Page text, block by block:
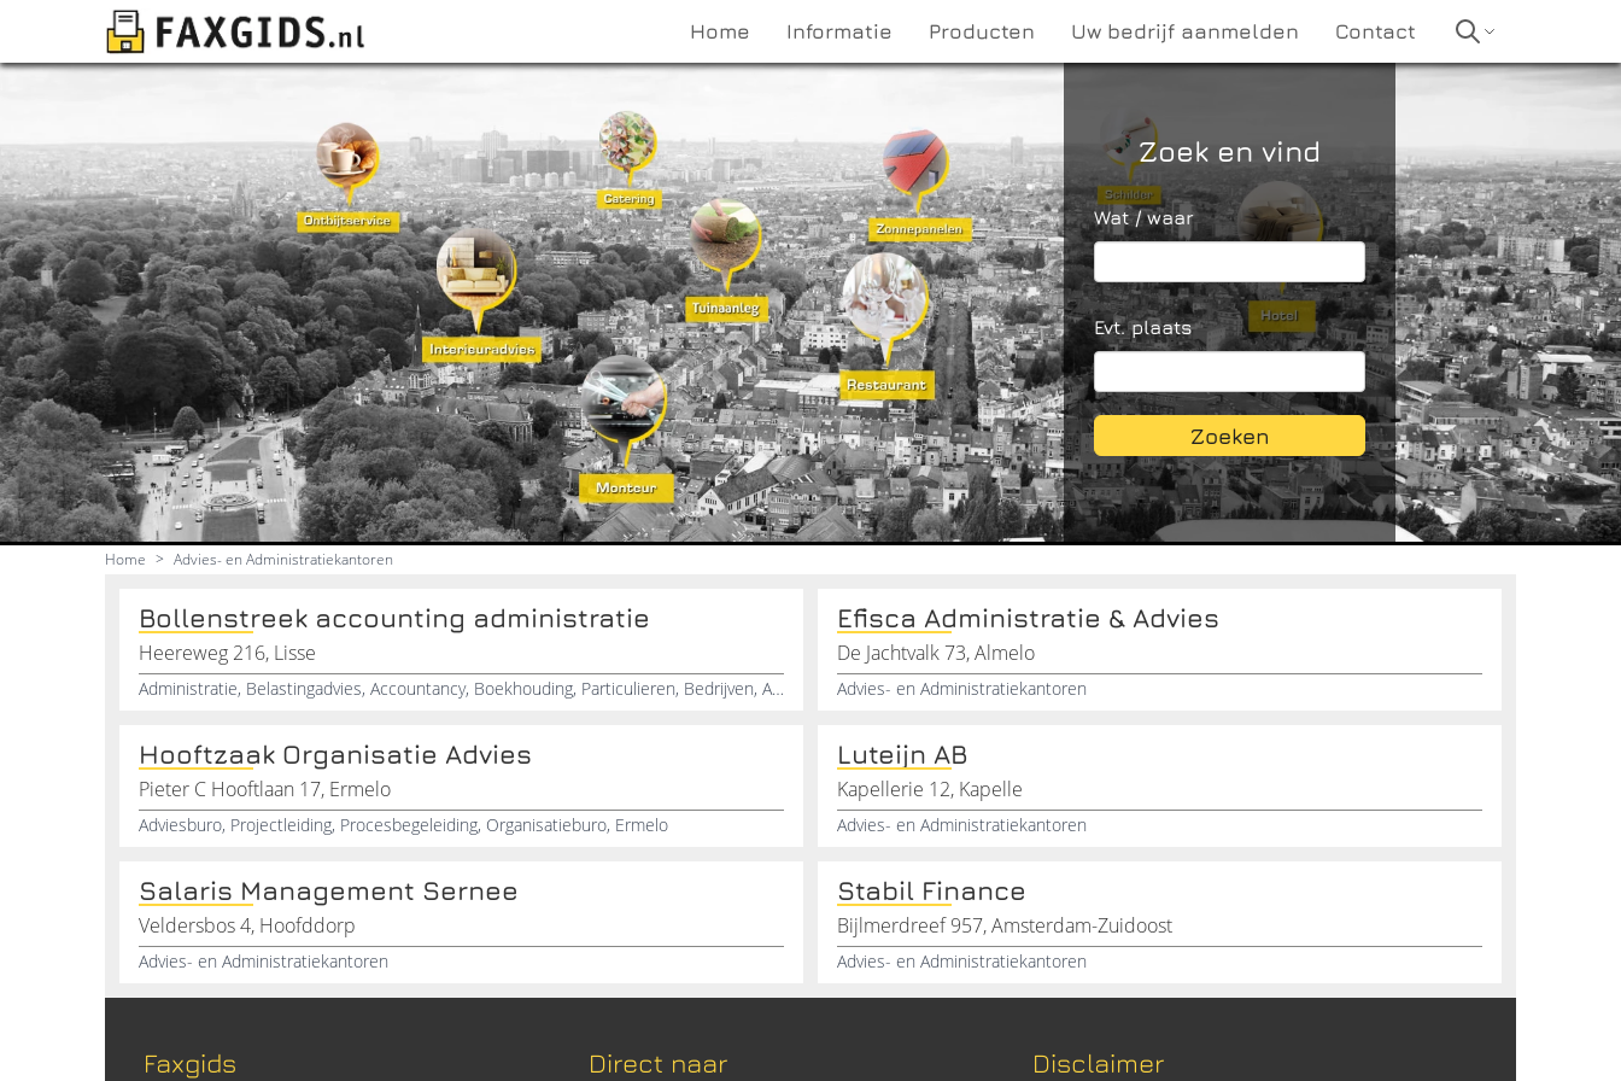
Home Informatie Producten Uw bedrijf aanmelden Contact
Zoek en vind
Wat / waar
Evt. plaats
Zoeken
Home > Advies- en Administratiekantoren
Bollenstreek accounting administratie
Heereweg 216, Lisse
Administratie, Belastingadvies, Accountancy, Boekhouding, Particulieren, Bedrijven, Advies, Administratiekantoor, Belastingaangifte
Efisca Administratie & Advies
De Jachtvalk 73, Almelo
Advies- en Administratiekantoren
Hooftzaak Organisatie Advies
Pieter C Hooftlaan 17, Ermelo
Adviesburo, Projectleiding, Procesbegeleiding, Organisatieburo, Ermelo
Luteijn AB
Kapellerie 12, Kapelle
Advies- en Administratiekantoren
Salaris Management Sernee
Veldersbos 4, Hoofddorp
Advies- en Administratiekantoren
Stabil Finance
Bijlmerdreef 957, Amsterdam-Zuidoost
Advies- en Administratiekantoren
Faxgids Direct naar Disclaimer